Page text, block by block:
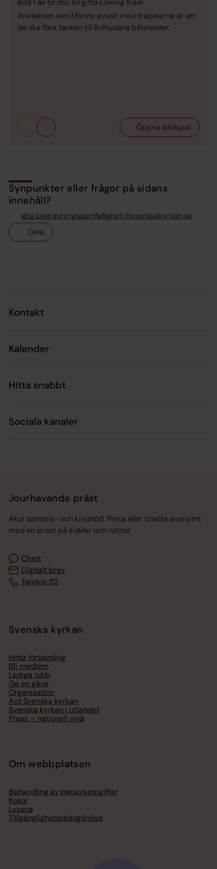
Bild 1 av 5Foto: Birgitta Löwing Kiser
Arkitekten Ami Morins avsikt med träpelarna är att
de ska föra tanken till Bohusläns båtmaster.
Öppna bildspel
Synpunkter eller frågor på sidans
innehåll?
gbg.begravningssamfallighet@svenskakyrkan.se
Dela
Kontakt
Kalender
Hitta snabbt
Sociala kanaler
Jourhavande präst
Akut samtals- och krisstöd. Prata eller chatta anonymt
med en präst på kvällar och nätter.
Chatt
Digitalt brev
Telefon 112
Svenska kyrkan
Hitta församling
Bli medlem
Lediga jobb
Ge en gåva
Organisation
Act Svenska kyrkan
Svenska kyrkan i utlandet
Press – nationell nivå
Om webbplatsen
Behandling av personuppgifter
Kakor
Lyssna
Tillgänglighetsredogörelse